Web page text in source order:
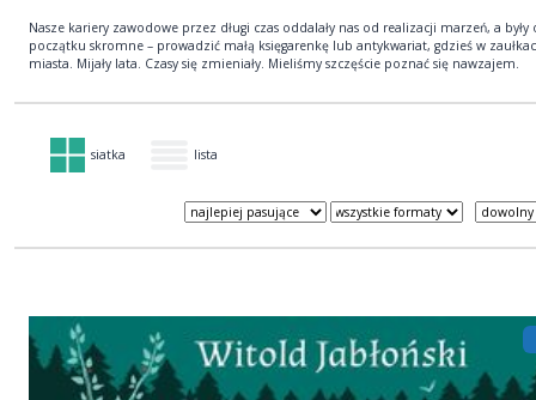
Nasze kariery zawodowe przez długi czas oddalały nas od realizacji marzeń, a były
początku skromne – prowadzić małą księgarenkę lub antykwariat, gdzieś w
miasta. Mijały lata. Czasy się zmieniały. Mieliśmy szczęście poznać się nawzajem.
siatka lista